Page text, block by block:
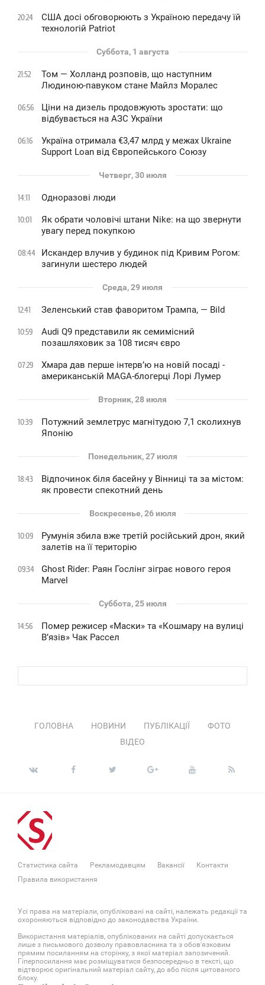
20:24
США досі обговорюють з Україною передачу їй
технологій Patriot
Суббота, 1 августа
21:52
Том — Холланд розповів, що наступним
Людиною-павуком стане Майлз Моралес
06:56
Ціни на дизель продовжують зростати: що
відбувається на АЗС України
06:16
Україна отримала €3,47 млрд у межах Ukraine
Support Loan від Європейського Союзу
Четверг, 30 июля
14:11 Одноразові люди
10:01
Як обрати чоловічі штани Nike: на що звернути
увагу перед покупкою
08:44
Искандер влучив у будинок під Кривим Рогом:
загинули шестеро людей
Среда, 29 июля
12:41 Зеленський став фаворитом Трампа, — Bild
10:59
Audi Q9 представили як семимісний
позашляховик за 108 тисяч євро
07:29
Хмара дав перше інтервʼю на новій посаді -
американській MAGA-блогерці Лорі Лумер
Вторник, 28 июля
10:39
Потужний землетрус магнітудою 7,1 сколихнув
Японію
Понедельник, 27 июля
18:43
Відпочинок біля басейну у Вінниці та за містом:
як провести спекотний день
Воскресенье, 26 июля
10:09
Румунія збила вже третій російський дрон, який
залетів на її територію
09:34
Ghost Rider: Раян Гослінг зіграє нового героя
Marvel
Суббота, 25 июля
14:56
Помер режисер «Маски» та «Кошмару на вулиці
В’язів» Чак Рассел
ГОЛОВНА НОВИНИ ПУБЛІКАЦІЇ
ФОТО
ВІДЕО
Статистика сайта Рекламодавцям Вакансії
Контакти
Правила використання
Усі права на матеріали, опубліковані на сайті, належать редакції та
охороняються відповідно до законодавства України.
Використання матеріалів, опублікованих на сайті допускається
лише з письмового дозволу правовласника та з обов'язковим
прямим посиланням на сторінку, з якої матеріал запозичений.
Гіперпосилання має розміщуватися безпосередньо в тексті, що
відтворює оригінальний матеріал сайту, до або після цитованого
блоку.